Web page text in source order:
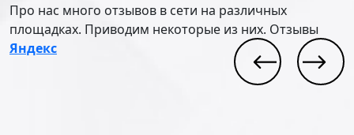
Про нас много отзывов в сети на различных
площадках. Приводим некоторые из них. Отзывы
Яндекс